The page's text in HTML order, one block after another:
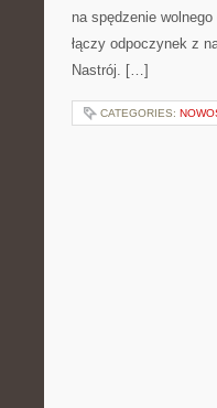
na spędzenie
łączy odpoczynek z
Nastrój. […]
CATEGORIES: